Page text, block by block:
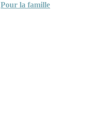
Pour la famille